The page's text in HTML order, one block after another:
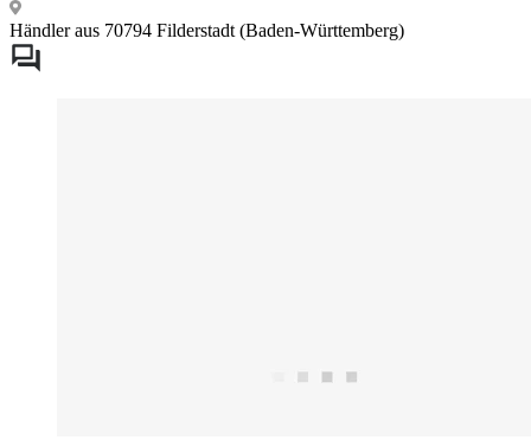
Händler aus 70794 Filderstadt (Baden-Württemberg)